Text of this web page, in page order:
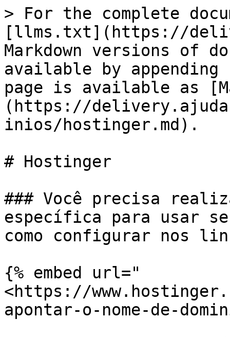
> For the complete
[llms.txt](https://
Markdown versions of
available by
page is available as
(https://
inios/hostinger.md).
# Hostinger
### Você precisa
específica para usar
como configurar nos
{% embed url="
<https://
apontar-o-nome-de-